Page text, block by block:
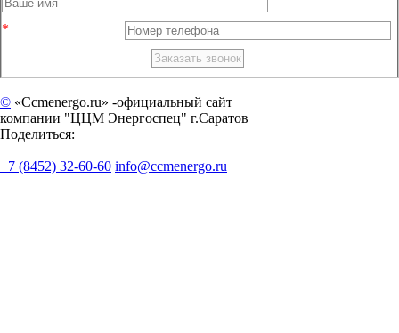
© «Ccmenergo.ru» -официальный сайт
компании "ЦЦМ Энергоспец" г.Саратов
Поделиться:
+7 (8452) 32-60-60 info@ccmenergo.ru